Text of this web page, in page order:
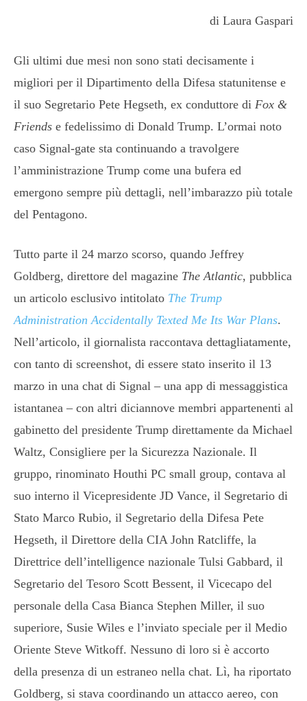
di Laura Gaspari
Gli ultimi due mesi non sono stati decisamente i
migliori per il Dipartimento della Difesa statunitense e
il suo Segretario Pete Hegseth, ex conduttore di Fox &
Friends e fedelissimo di Donald Trump. L’ormai noto
caso Signal-gate sta continuando a travolgere
l’amministrazione Trump come una bufera ed
emergono sempre più dettagli, nell’imbarazzo più totale
del Pentagono.
Tutto parte il 24 marzo scorso, quando Jeffrey
Goldberg, direttore del magazine The Atlantic, pubblica
un articolo esclusivo intitolato The Trump
Administration Accidentally Texted Me Its War Plans.
Nell’articolo, il giornalista raccontava dettagliatamente,
con tanto di screenshot, di essere stato inserito il 13
marzo in una chat di Signal – una app di messaggistica
istantanea – con altri diciannove membri appartenenti al
gabinetto del presidente Trump direttamente da Michael
Waltz, Consigliere per la Sicurezza Nazionale. Il
gruppo, rinominato Houthi PC small group, contava al
suo interno il Vicepresidente JD Vance, il Segretario di
Stato Marco Rubio, il Segretario della Difesa Pete
Hegseth, il Direttore della CIA John Ratcliffe, la
Direttrice dell’intelligence nazionale Tulsi Gabbard, il
Segretario del Tesoro Scott Bessent, il Vicecapo del
personale della Casa Bianca Stephen Miller, il suo
superiore, Susie Wiles e l’inviato speciale per il Medio
Oriente Steve Witkoff. Nessuno di loro si è accorto
della presenza di un estraneo nella chat. Lì, ha riportato
Goldberg, si stava coordinando un attacco aereo, con